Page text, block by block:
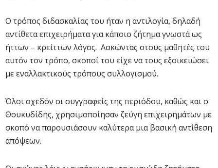
Ο τρόπος διδασκαλίας του ήταν η αντιλογία, δηλαδή
αντίθετα επιχειρήματα για κάποιο ζήτημα γνωστά ως
ήττων – κρείττων λόγος. Ασκώντας στους μαθητές του
αυτόν τον τρόπο, σκοποί του είχε να τους εξοικειώσει
με εναλλακτικούς τρόπους συλλογισμού.
Όλοι σχεδόν οι συγγραφείς της περιόδου, καθώς και ο
Θουκυδίδης, χρησιμοποίησαν ζεύγη επιχειρημάτων με
σκοπό να παρουσιάσουν καλύτερα μια βασική αντίθεση
απόψεων.